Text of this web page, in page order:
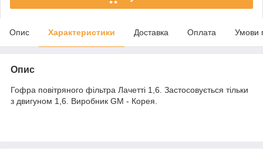
Опис Характеристики Доставка Оплата Умови
Опис
Гофра повітряного фільтра Лачетті 1,6. Застосовується тільки
з двигуном 1,6. Виробник GM - Корея.